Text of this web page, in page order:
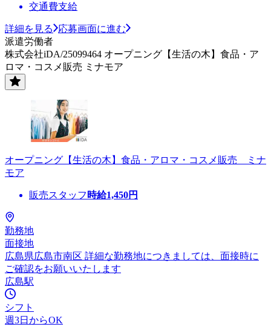
交通費支給
詳細を見る
応募画面に進む
派遣労働者
株式会社iDA/25099464 オープニング【生活の木】食品・ア
ロマ・コスメ販売 ミナモア
オープニング【生活の木】食品・アロマ・コスメ販売 ミナ
モア
販売スタッフ 時給1,450円
勤務地
面接地
広島県広島市南区 詳細な勤務地につきましては、面接時に
ご確認をお願いいたします
広島駅
シフト
週3日からOK